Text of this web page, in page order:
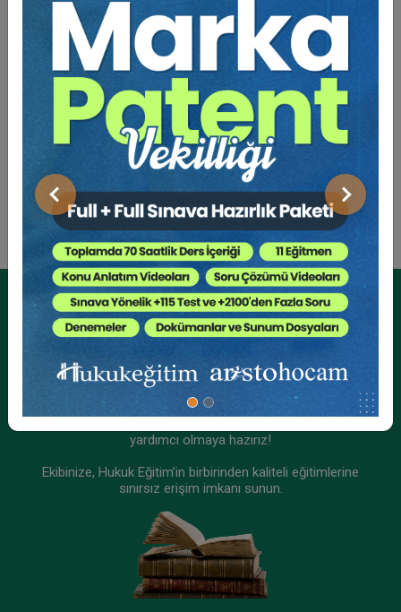
Önceki Sonraki
Eğitmen Hakkında
Sosyal Medya
Kurumsal Üyelikler İçin
Kurumsal Teklif Alın
yardımcı olmaya hazırız!
Ekibinize, Hukuk Eğitim’in birbirinden kaliteli eğitimlerine
sınırsız erişim imkanı sunun.